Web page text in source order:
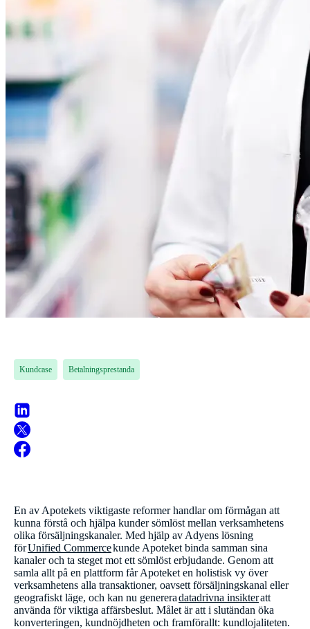
Kundcase Betalningsprestanda
En av Apotekets viktigaste reformer handlar om förmågan att
kunna förstå och hjälpa kunder sömlöst mellan verksamhetens
olika försäljningskanaler. Med hjälp av Adyens lösning
förUnified Commercekunde Apoteket binda samman sina
kanaler och ta steget mot ett sömlöst erbjudande. Genom att
samla allt på en plattform får Apoteket en holistisk vy över
verksamhetens alla transaktioner, oavsett försäljningskanal eller
geografiskt läge, och kan nu genereradatadrivna insikteratt
använda för viktiga affärsbeslut. Målet är att i slutändan öka
konverteringen, kundnöjdheten och framförallt: kundlojaliteten.